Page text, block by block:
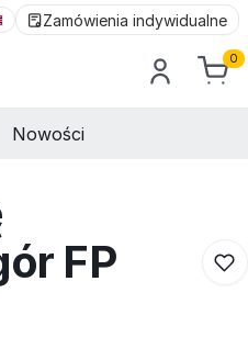
Zamówienia indywidualne
0
Nowości
FP